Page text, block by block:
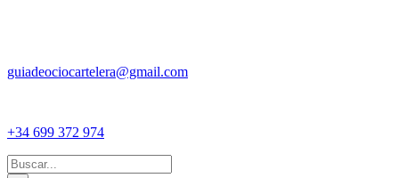
guiadeociocartelera@gmail.com
+34 699 372 974
Buscar: